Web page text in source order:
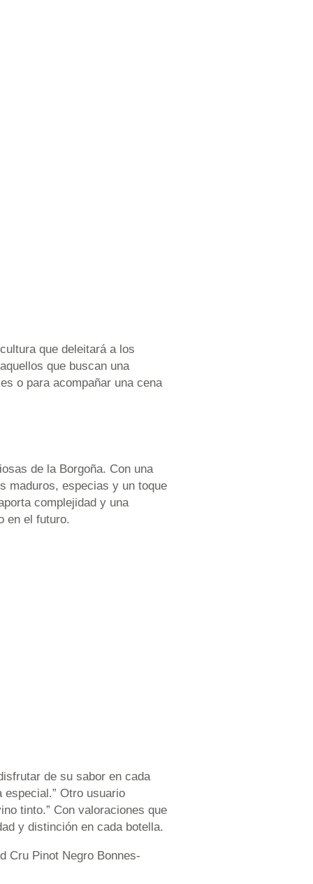
que deleitará a los
que buscan una
o para acompañar una cena
de la Borgoña. Con una
maduros, especias y un toque
complejidad y una
en el futuro.
de su sabor en cada
Otro usuario
tinto.” Con valoraciones que
y distinción en cada botella.
Cru Pinot Negro Bonnes-